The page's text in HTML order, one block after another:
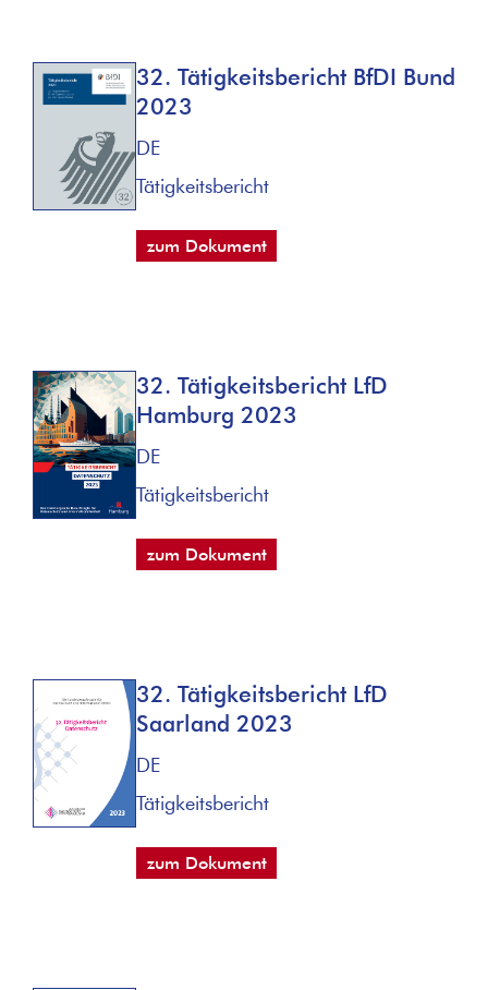
32. Tätigkeitsbericht BfDI Bund
2023
DE
Tätigkeitsbericht
zum Dokument
32. Tätigkeitsbericht LfD
Hamburg 2023
DE
Tätigkeitsbericht
zum Dokument
32. Tätigkeitsbericht LfD
Saarland 2023
DE
Tätigkeitsbericht
zum Dokument